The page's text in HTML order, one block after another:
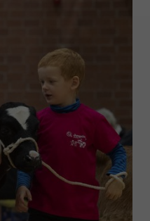
speichern
anzeigen
externe
Informationen